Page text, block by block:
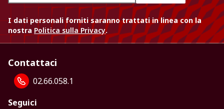
I dati personali forniti saranno trattati in linea con la
nostra Politica sulla Privacy.
Contattaci
02.66.058.1
Seguici